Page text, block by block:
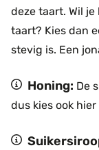
deze taart. Wil
taart? Kies dan
stevig is. Een
Honing: De
dus kies ook